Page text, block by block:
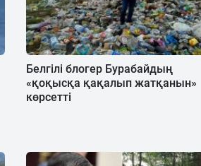
Белгілі блогер Бурабайдың
«қоқысқа қақалып жатқанын»
көрсетті